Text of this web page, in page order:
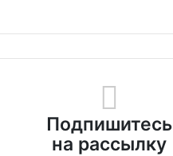
Подпишитесь
на рассылку